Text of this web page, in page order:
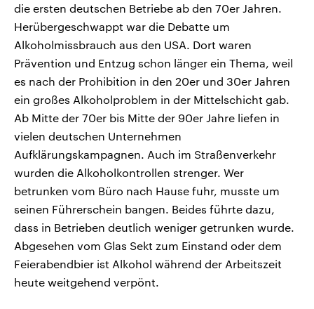
die ersten deutschen Betriebe ab den 70er Jahren.
Herübergeschwappt war die Debatte um
Alkoholmissbrauch aus den USA. Dort waren
Prävention und Entzug schon länger ein Thema, weil
es nach der Prohibition in den 20er und 30er Jahren
ein großes Alkoholproblem in der Mittelschicht gab.
Ab Mitte der 70er bis Mitte der 90er Jahre liefen in
vielen deutschen Unternehmen
Aufklärungskampagnen. Auch im Straßenverkehr
wurden die Alkoholkontrollen strenger. Wer
betrunken vom Büro nach Hause fuhr, musste um
seinen Führerschein bangen. Beides führte dazu,
dass in Betrieben deutlich weniger getrunken wurde.
Abgesehen vom Glas Sekt zum Einstand oder dem
Feierabendbier ist Alkohol während der Arbeitszeit
heute weitgehend verpönt.